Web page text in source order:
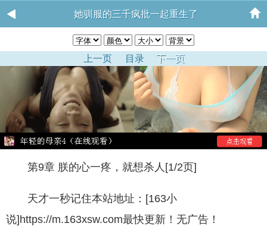
她驯服的三千疯批一起重生了
上一页 目录 下一页
第9章 朕的心一疼，就想杀人[1/2页]
天才一秒记住本站地址：[163小
说]https://m.163xsw.com最快更新！无广告！